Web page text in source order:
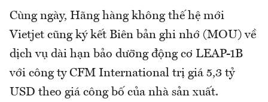
Cùng ngày, Hãng hàng không thế hệ mới
Vietjet cũng ký kết Biên bản ghi nhớ (MOU) về
dịch vụ dài hạn bảo dưỡng động cơ LEAP-1B
với công ty CFM International trị giá 5,3 tỷ
USD theo giá công bố của nhà sản xuất.